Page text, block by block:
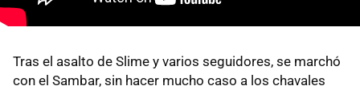
Tras el asalto de Slime y varios seguidores, se marchó
con el Sambar, sin hacer mucho caso a los chavales